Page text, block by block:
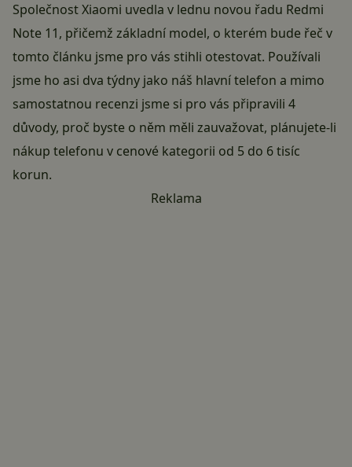
Společnost Xiaomi uvedla v lednu novou řadu Redmi
Note 11, přičemž základní model, o kterém bude řeč v
tomto článku jsme pro vás stihli otestovat. Používali
jsme ho asi dva týdny jako náš hlavní telefon a mimo
samostatnou recenzi jsme si pro vás připravili 4
důvody, proč byste o něm měli zauvažovat, plánujete-li
nákup telefonu v cenové kategorii od 5 do 6 tisíc
korun.
Reklama